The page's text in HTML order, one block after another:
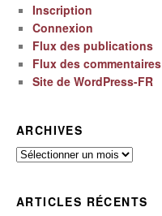
Inscription
Connexion
Flux des publications
Flux des commentaires
Site de WordPress-FR
ARCHIVES
Archives
ARTICLES RÉCENTS